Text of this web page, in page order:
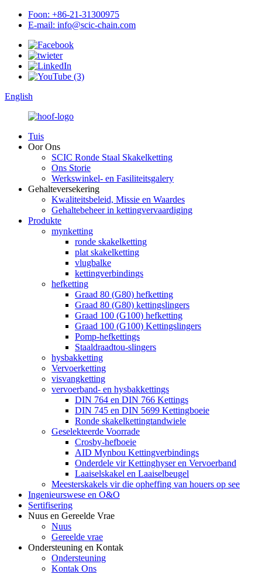
Foon: +86-21-31300975
E-mail: info@scic-chain.com
English
Tuis
Oor Ons
SCIC Ronde Staal Skakelketting
Ons Storie
Werkswinkel- en Fasiliteitsgalery
Gehalteversekering
Kwaliteitsbeleid, Missie en Waardes
Gehaltebeheer in kettingvervaardiging
Produkte
mynketting
ronde skakelketting
plat skakelketting
vlugbalke
kettingverbindings
hefketting
Graad 80 (G80) hefketting
Graad 80 (G80) kettingslingers
Graad 100 (G100) hefketting
Graad 100 (G100) Kettingslingers
Pomp-hefkettings
Staaldraadtou-slingers
hysbakketting
Vervoerketting
visvangketting
vervoerband- en hysbakkettings
DIN 764 en DIN 766 Kettings
DIN 745 en DIN 5699 Kettingboeie
Ronde skakelkettingtandwiele
Geselekteerde Voorrade
Crosby-hefboeie
AID Mynbou Kettingverbindings
Onderdele vir Kettinghyser en Vervoerband
Laaiselskakel en Laaiselbeugel
Meesterskakels vir die opheffing van houers op see
Ingenieurswese en O&O
Sertifisering
Nuus en Gereelde Vrae
Nuus
Gereelde vrae
Ondersteuning en Kontak
Ondersteuning
Kontak Ons